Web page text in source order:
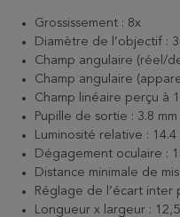
Grossissement : 8x
Diamètre de l’objectif :
Champ angulaire (réel/
Champ angulaire
Champ linéaire perçu à
Pupille de sortie : 3.8 mm
Luminosité relative : 14.4
Dégagement oculaire :
Distance minimale de
Réglage de l’écart inter
Longueur x largeur :